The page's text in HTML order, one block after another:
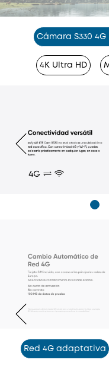
Cámara S330 4G
4K Ultra HD
Red 4G adaptativa